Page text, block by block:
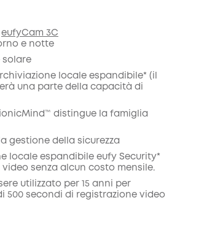
eufyCam 3C
e notte
solare
locale espandibile* (il
una parte della capacità di
distingue la famiglia
gestione della sicurezza
locale espandibile eufy Security*
senza alcun costo mensile.
utilizzato per 15 anni per
500 secondi di registrazione video